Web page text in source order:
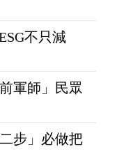
不只減
軍師」民眾
步」必做把